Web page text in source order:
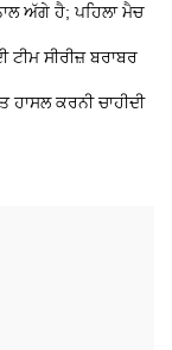
ਅੱਗੇ ਹੈ; ਪਹਿਲਾ ਮੈਚ
ਸੀਰੀਜ਼ ਬਰਾਬਰ
ਕਰਨੀ ਚਾਹੀਦੀ